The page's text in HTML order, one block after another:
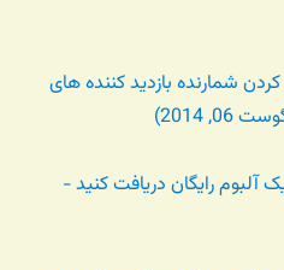
– اضافه کردن شمارنده بازدید کننده های
2014)
آلبوم رایگان دریافت کنید -